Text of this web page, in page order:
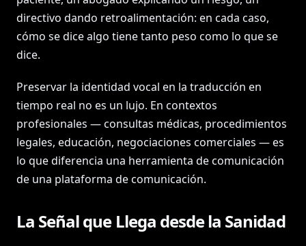
directivo dando retroalimentación: en cada caso,
cómo se dice algo tiene tanto peso como lo que se
dice.
Preservar la identidad vocal en la traducción en
tiempo real no es un lujo. En contextos
profesionales — consultas médicas, procedimientos
legales, educación, negociaciones comerciales — es
lo que diferencia una herramienta de comunicación
de una plataforma de comunicación.
La Señal que Llega desde la Sanidad